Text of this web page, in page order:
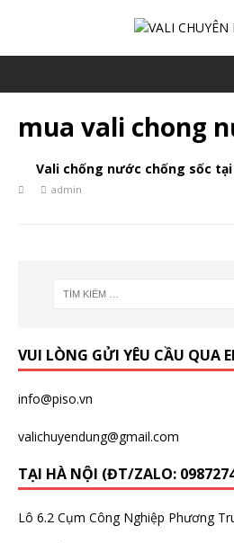
mua vali chong
Vali chống nước chống sốc tại
admin
VUI LÒNG GỬI YÊU CẦU QUA
info@piso.vn
valichuyendung@gmail.com
TẠI HÀ NỘI (ĐT/ZALO:
Lô 6.2 Cụm Công Nghiệp Phương